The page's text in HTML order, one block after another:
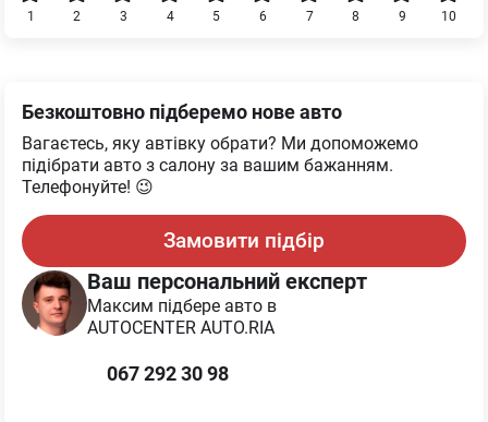
10
9
8
7
6
5
4
3
2
1
Безкоштовно підберемо нове авто
Вагаєтесь, яку автівку обрати? Ми допоможемо
підібрати авто з салону за вашим бажанням.
Телефонуйте! 😉
Замовити підбір
Ваш персональний експерт
Максим підбере авто в
AUTOCENTER AUTO.RIA
067 292 30 98